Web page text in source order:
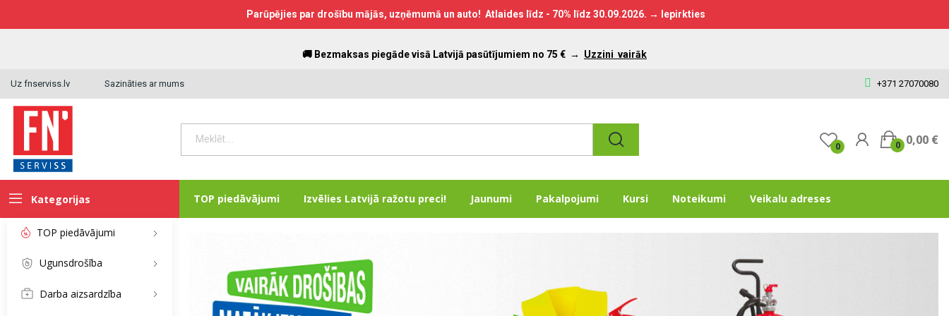
Parūpējies par drošību mājās, uzņēmumā un auto! Atlaides līdz - 70% līdz 30.09.2026. → Iepirkties
🚚 Bezmaksas piegāde visā Latvijā pasūtījumiem no 75 € → Uzzini vairāk
Uz fnserviss.lv Sazināties ar mums +371 27070080
0 0,00 €
0
Kategorijas
TOP piedāvājumi
Ugunsdrošība
Darba aizsardzība
TOP piedāvājumi Izvēlies Latvijā ražotu preci! Jaunumi Pakalpojumi Kursi Noteikumi Veikalu adreses